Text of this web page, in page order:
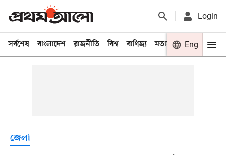
Login
সর্বশেষ বাংলাদেশ রাজনীতি বিশ্ব বাণিজ্য মতামত খেলা
Eng
জেলা